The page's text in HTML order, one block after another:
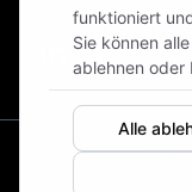
Vodlix onVodlix on